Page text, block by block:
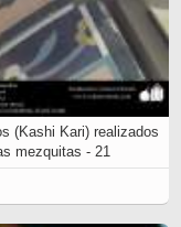
(Kashi Kari) realizados
mezquitas - 21